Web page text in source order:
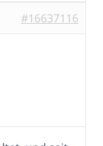
#16637116